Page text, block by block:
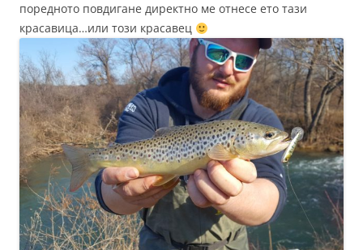
поредното повдигане директно ме отнесе ето тази
красавица…или този красавец